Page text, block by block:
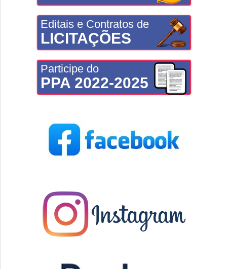
Editais e Contratos de
LICITAÇÕES
Participe do
PPA 2022-2025